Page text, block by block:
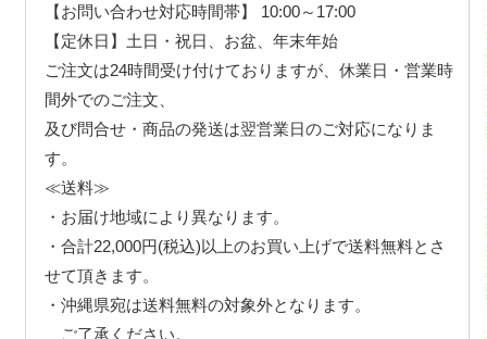
【お問い合わせ対応時間帯】 10:00～17:00
【定休日】土日・祝日、お盆、年末年始
ご注文は24時間受け付けておりますが、休業日・営業時
間外でのご注文、
及び問合せ・商品の発送は翌営業日のご対応になりま
す。
≪送料≫
・お届け地域により異なります。
・合計22,000円(税込)以上のお買い上げで送料無料とさ
せて頂きます。
・沖縄県宛は送料無料の対象外となります。
ご了承ください。